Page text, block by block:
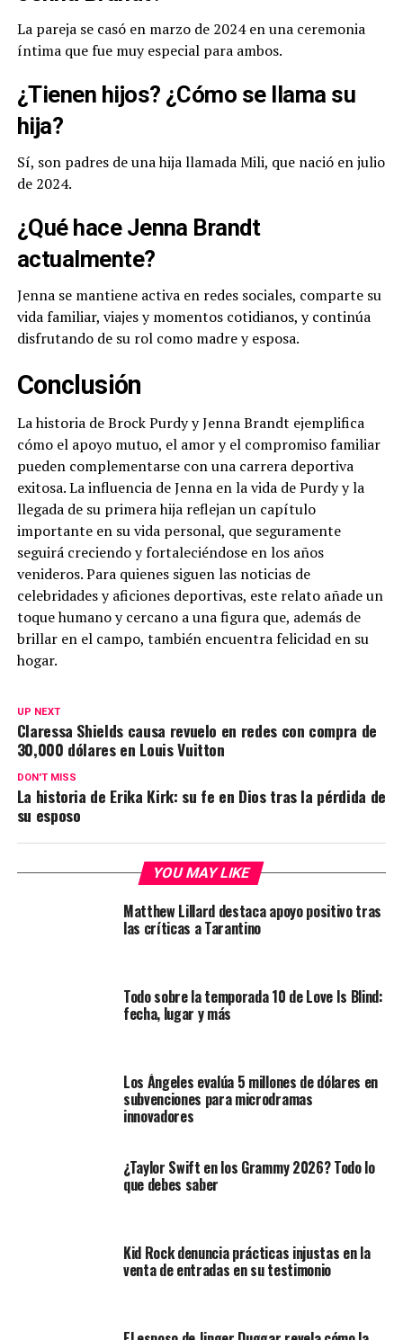
La pareja se casó en marzo de 2024 en una ceremonia
íntima que fue muy especial para ambos.
¿Tienen hijos? ¿Cómo se llama su
hija?
Sí, son padres de una hija llamada Mili, que nació en julio
de 2024.
¿Qué hace Jenna Brandt
actualmente?
Jenna se mantiene activa en redes sociales, comparte su
vida familiar, viajes y momentos cotidianos, y continúa
disfrutando de su rol como madre y esposa.
Conclusión
La historia de Brock Purdy y Jenna Brandt ejemplifica
cómo el apoyo mutuo, el amor y el compromiso familiar
pueden complementarse con una carrera deportiva
exitosa. La influencia de Jenna en la vida de Purdy y la
llegada de su primera hija reflejan un capítulo
importante en su vida personal, que seguramente
seguirá creciendo y fortaleciéndose en los años
venideros. Para quienes siguen las noticias de
celebridades y aficiones deportivas, este relato añade un
toque humano y cercano a una figura que, además de
brillar en el campo, también encuentra felicidad en su
hogar.
UP NEXT
Claressa Shields causa revuelo en redes con compra de
30,000 dólares en Louis Vuitton
DON'T MISS
La historia de Erika Kirk: su fe en Dios tras la pérdida de
su esposo
YOU MAY LIKE
Matthew Lillard destaca apoyo positivo tras
las críticas a Tarantino
Todo sobre la temporada 10 de Love Is Blind:
fecha, lugar y más
Los Ángeles evalúa 5 millones de dólares en
subvenciones para microdramas
innovadores
¿Taylor Swift en los Grammy 2026? Todo lo
que debes saber
Kid Rock denuncia prácticas injustas en la
venta de entradas en su testimonio